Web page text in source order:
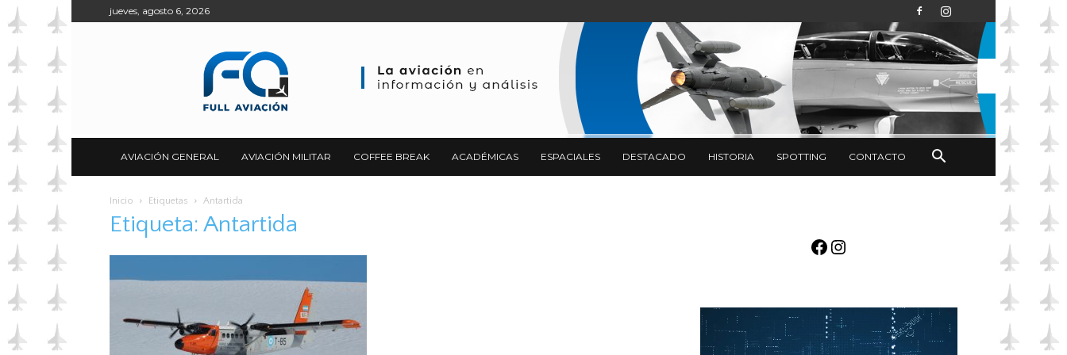
jueves, agosto 6, 2026
AVIACIÓN GENERAL AVIACIÓN MILITAR COFFEE BREAK ACADÉMICAS ESPACIALES DESTACADO HISTORIA SPOTTING CONTACTO
Inicio Etiquetas Antartida
Etiqueta: Antartida
Facebook
Instagram